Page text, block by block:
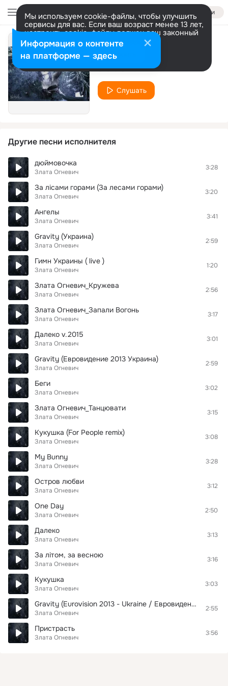
Войти
Мы используем cookie-файлы, чтобы улучшить
сервисы для вас. Если ваш возраст менее 13 лет,
настроить cookie-файлы должен ваш законный
представитель. Больше информации
Разрешить все Настроить
Моя мелодія
Злата Огневич
Слушать
Другие песни исполнителя
дюймовочка
Злата Огневич
3:28
За лісами горами (За лесами горами)
Злата Огневич
3:20
Ангелы
Злата Огневич
3:41
Gravity (Украина)
Злата Огневич
2:59
Гимн Украины ( live )
Злата Огневич
1:20
Злата Огневич_Кружева
Злата Огневич
2:56
Злата Огневич_Запали Вогонь
Злата Огневич
3:17
Далеко v.2015
Злата Огневич
3:01
Gravity (Евровидение 2013 Украина)
Злата Огневич
2:59
Беги
Злата Огневич
3:02
Злата Огневич_Танцювати
Злата Огневич
3:15
Кукушка (For People remix)
Злата Огневич
3:08
My Bunny
Злата Огневич
3:28
Остров любви
Злата Огневич
3:12
One Day
Злата Огневич
2:50
Далеко
Злата Огневич
3:13
За літом, за весною
Злата Огневич
3:16
Кукушка
Злата Огневич
3:03
Gravity (Eurovision 2013 - Ukraine / Евровидение 2013 - Украина)
Злата Огневич
2:55
Пристрасть
Злата Огневич
3:56
Информация о контенте
на платформе — здесь